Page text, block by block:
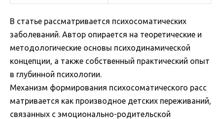
В статье рассматривается психосоматических
заболеваний. Автор опирается на теоретические и
методологические основы психодинамической
концепции, а также собственный практический опыт
в глубинной психологии.
Механизм формирования психосоматического расс
матривается как производное детских переживаний,
связанных с эмоционально-родительской